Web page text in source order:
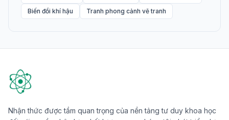
Biến đổi khí hậu
Tranh phong cảnh vẽ tranh
Nhận thức được tầm quan trọng của nền tảng tư duy khoa học